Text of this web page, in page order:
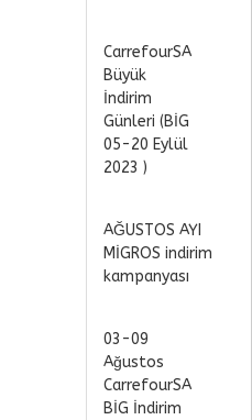
CarrefourSA
Büyük
İndirim
Günleri (BİG
05-20 Eylül
2023 )
AĞUSTOS AYI
MİGROS indirim
kampanyası
03-09
Ağustos
CarrefourSA
BİG İndirim